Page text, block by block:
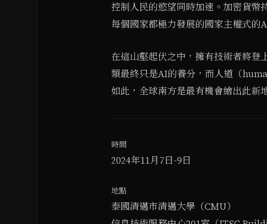
控制人民的慾望同時加速。加密貨幣
每個國家都極力發展的國家主權式的
在這山壑起伏之中，擁有技術者將登
類最終只是AI的養分，而人道（
如此，全球南方是最有機會繪出此新
時間
2024年11月7日-9日
地點
泰國清邁市清邁大學（CMU）